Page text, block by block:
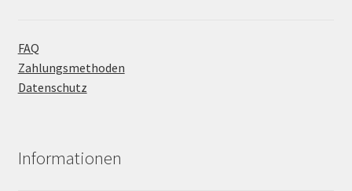
FAQ
Zahlungsmethoden
Datenschutz
Informationen